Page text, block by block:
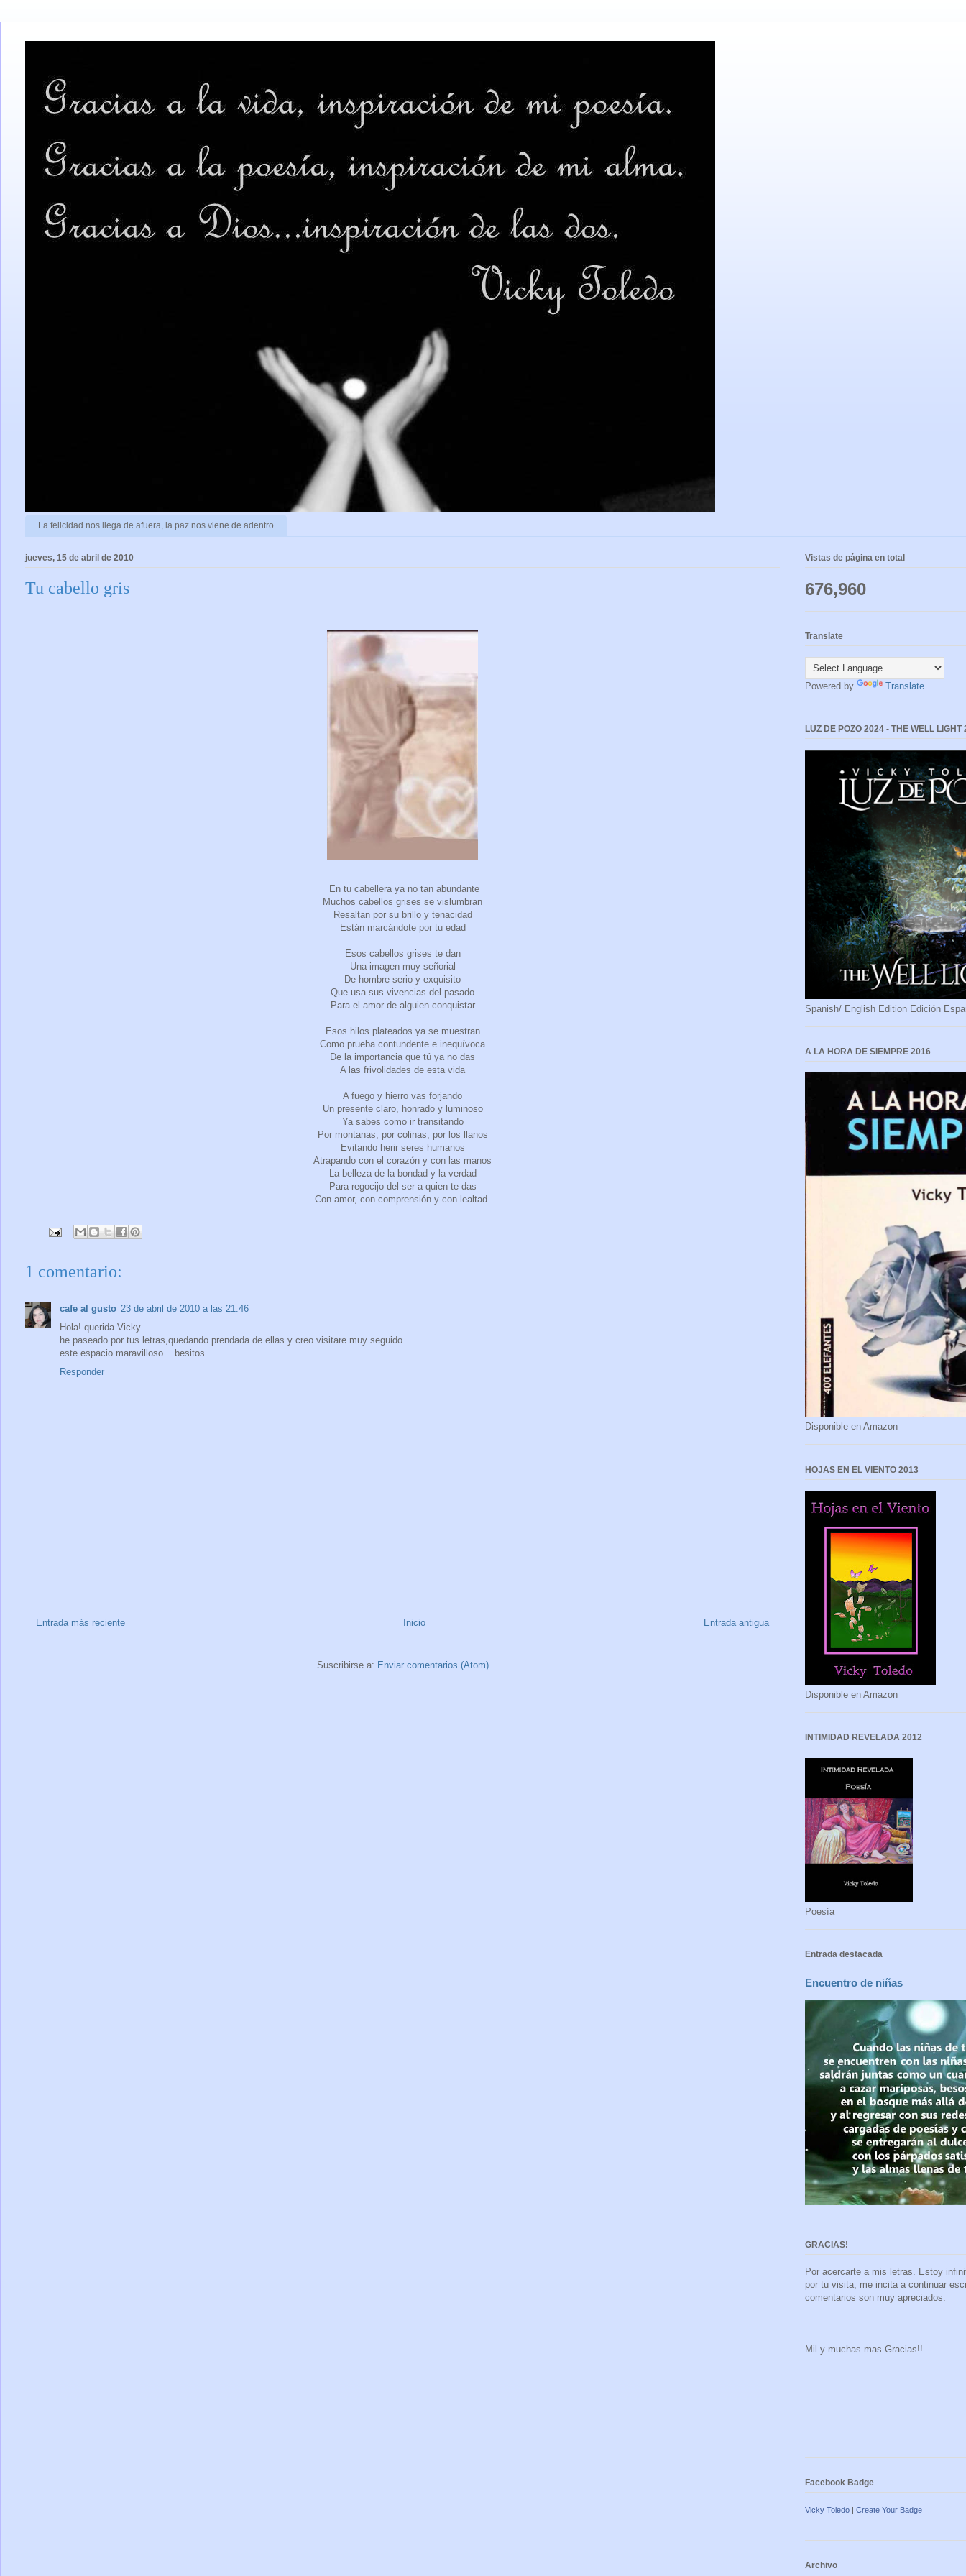
La felicidad nos llega de afuera, la paz nos viene de adentro
jueves, 15 de abril de 2010
Tu cabello gris
En tu cabellera ya no tan abundante
Muchos cabellos grises se vislumbran
Resaltan por su brillo y tenacidad
Están marcándote por tu edad
Esos cabellos grises te dan
Una imagen muy señorial
De hombre serio y exquisito
Que usa sus vivencias del pasado
Para el amor de alguien conquistar
Esos hilos plateados ya se muestran
Como prueba contundente e inequívoca
De la importancia que tú ya no das
A las frivolidades de esta vida
A fuego y hierro vas forjando
Un presente claro, honrado y luminoso
Ya sabes como ir transitando
Por montanas, por colinas, por los llanos
Evitando herir seres humanos
Atrapando con el corazón y con las manos
La belleza de la bondad y la verdad
Para regocijo del ser a quien te das
Con amor, con comprensión y con lealtad.
1 comentario:
cafe al gusto 23 de abril de 2010 a las 21:46
Hola! querida Vicky
he paseado por tus letras,quedando prendada de ellas y creo visitare muy seguido
este espacio maravilloso... besitos
Responder
Entrada más reciente Entrada antigua
Inicio
Suscribirse a: Enviar comentarios (Atom)
Vistas de página en total
676,960
Translate
Powered by Translate
LUZ DE POZO 2024 - THE WELL LIGHT
Spanish/ English Edition Edición
A LA HORA DE SIEMPRE 2016
Disponible en Amazon
HOJAS EN EL VIENTO 2013
Disponible en Amazon
INTIMIDAD REVELADA 2012
Poesía
Entrada destacada
Encuentro de niñas
GRACIAS!
Por acercarte a mis letras. Estoy
por tu visita, me incita a continuar
comentarios son muy apreciados.
Mil y muchas mas Gracias!!
Facebook Badge
Vicky Toledo | Create Your Badge
Archivo